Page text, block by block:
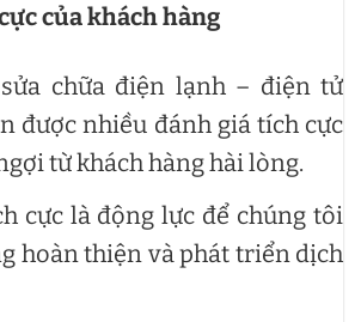
của khách hàng
chữa điện lạnh – điện tử
được nhiều đánh giá tích cực
từ khách hàng hài lòng.
cực là động lực để chúng tôi
hoàn thiện và phát triển dịch